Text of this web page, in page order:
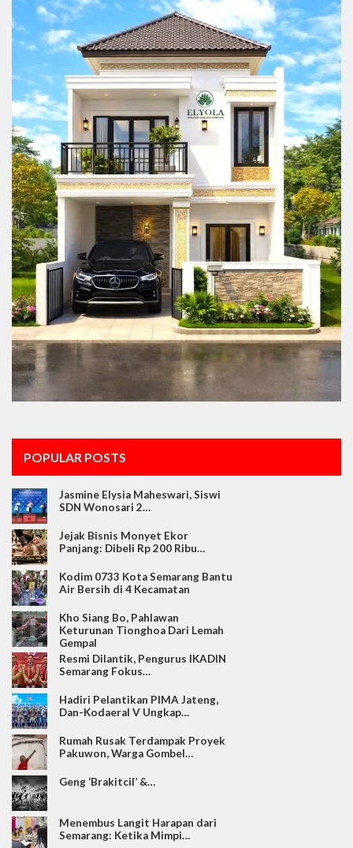
POPULAR POSTS
Jasmine Elysia Maheswari, Siswi
SDN Wonosari 2…
Jejak Bisnis Monyet Ekor
Panjang: Dibeli Rp 200 Ribu…
Kodim 0733 Kota Semarang Bantu
Air Bersih di 4 Kecamatan
Kho Siang Bo, Pahlawan
Keturunan Tionghoa Dari Lemah
Gempal
Resmi Dilantik, Pengurus IKADIN
Semarang Fokus…
Hadiri Pelantikan PIMA Jateng,
Dan-Kodaeral V Ungkap…
Rumah Rusak Terdampak Proyek
Pakuwon, Warga Gombel…
Geng ‘Brakitcil’ &…
Menembus Langit Harapan dari
Semarang: Ketika Mimpi…